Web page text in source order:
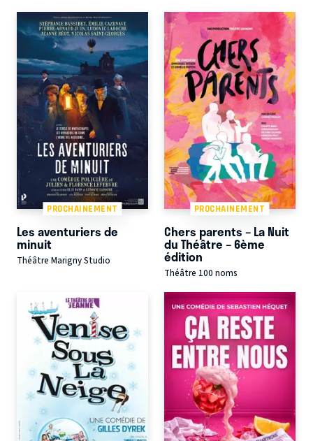
PROCHAINEMENT
Les aventuriers de
minuit
Théâtre Marigny Studio
PROCHAINEMENT
Chers parents – La Nuit
du Théâtre – 6ème
édition
Théâtre 100 noms